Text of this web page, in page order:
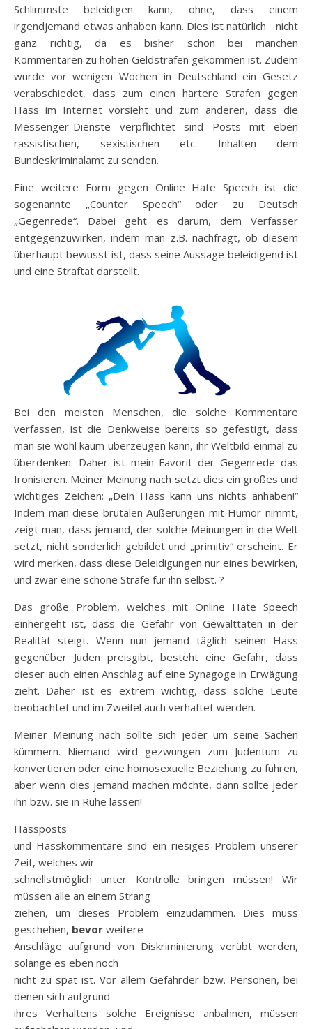
Schlimmste beleidigen kann, ohne, dass einem
irgendjemand etwas anhaben kann. Dies ist natürlich nicht
ganz richtig, da es bisher schon bei manchen
Kommentaren zu hohen Geldstrafen gekommen ist. Zudem
wurde vor wenigen Wochen in Deutschland ein Gesetz
verabschiedet, dass zum einen härtere Strafen gegen
Hass im Internet vorsieht und zum anderen, dass die
Messenger-Dienste verpflichtet sind Posts mit eben
rassistischen, sexistischen etc. Inhalten dem
Bundeskriminalamt zu senden.
Eine weitere Form gegen Online Hate Speech ist die
sogenannte „Counter Speech“ oder zu Deutsch
„Gegenrede“. Dabei geht es darum, dem Verfasser
entgegenzuwirken, indem man z.B. nachfragt, ob diesem
überhaupt bewusst ist, dass seine Aussage beleidigend ist
und eine Straftat darstellt.
Bei den meisten Menschen, die solche Kommentare
verfassen, ist die Denkweise bereits so gefestigt, dass
man sie wohl kaum überzeugen kann, ihr Weltbild einmal zu
überdenken. Daher ist mein Favorit der Gegenrede das
Ironisieren. Meiner Meinung nach setzt dies ein großes und
wichtiges Zeichen: „Dein Hass kann uns nichts anhaben!“
Indem man diese brutalen Äußerungen mit Humor nimmt,
zeigt man, dass jemand, der solche Meinungen in die Welt
setzt, nicht sonderlich gebildet und „primitiv“ erscheint. Er
wird merken, dass diese Beleidigungen nur eines bewirken,
und zwar eine schöne Strafe für ihn selbst. ?
Das große Problem, welches mit Online Hate Speech
einhergeht ist, dass die Gefahr von Gewalttaten in der
Realität steigt. Wenn nun jemand täglich seinen Hass
gegenüber Juden preisgibt, besteht eine Gefahr, dass
dieser auch einen Anschlag auf eine Synagoge in Erwägung
zieht. Daher ist es extrem wichtig, dass solche Leute
beobachtet und im Zweifel auch verhaftet werden.
Meiner Meinung nach sollte sich jeder um seine Sachen
kümmern. Niemand wird gezwungen zum Judentum zu
konvertieren oder eine homosexuelle Beziehung zu führen,
aber wenn dies jemand machen möchte, dann sollte jeder
ihn bzw. sie in Ruhe lassen!
Hassposts
und Hasskommentare sind ein riesiges Problem unserer
Zeit, welches wir
schnellstmöglich unter Kontrolle bringen müssen! Wir
müssen alle an einem Strang
ziehen, um dieses Problem einzudämmen. Dies muss
geschehen, bevor weitere
Anschläge aufgrund von Diskriminierung verübt werden,
solange es eben noch
nicht zu spät ist. Vor allem Gefährder bzw. Personen, bei
denen sich aufgrund
ihres Verhaltens solche Ereignisse anbahnen, müssen